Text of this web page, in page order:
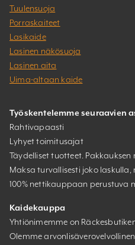
Tuulensuoja
Porraskaiteet
Lasikaide
Lasinen näkösuoja
Lasinen aita
Uima-altaan kaide
Työskentelemme seuraavien
Rahtivapaasti
Lyhyet toimitusajat
Täydelliset tuotteet.
Maksa turvallisesti joko
100% nettikauppaan perustuva
Kaidekauppa
Yhtiönimemme on
Olemme arvonlisäverovelvollinen,